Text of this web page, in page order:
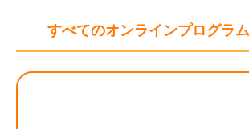
すべてのオンラインプログラム